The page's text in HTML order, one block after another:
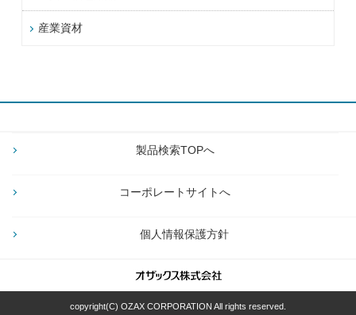
産業資材
製品検索TOPへ
コーポレートサイトへ
個人情報保護方針
copyright(C) OZAX CORPORATION All rights reserved.